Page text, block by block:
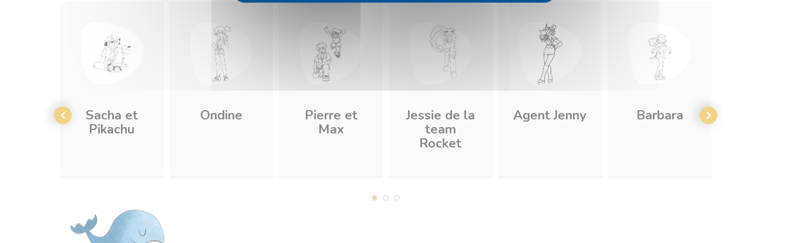
Sacha et
Pikachu
Ondine
Pierre et
Max
Jessie de la
team
Rocket
Agent Jenny Barbara